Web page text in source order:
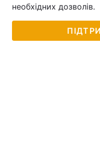
необхідних дозволів.